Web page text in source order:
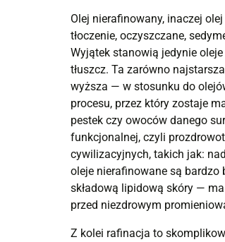
Olej nierafinowany, inaczej
tłoczenie, oczyszczane,
Wyjątek stanowią jedynie
tłuszcz. Ta zarówno
wyższa — w stosunku do
procesu, przez który zostaje
pestek czy owoców danego
funkcjonalnej, czyli
cywilizacyjnych, takich jak:
oleje nierafinowane są bardzo
składową lipidową skóry —
przed niezdrowym
Z kolei rafinacja to